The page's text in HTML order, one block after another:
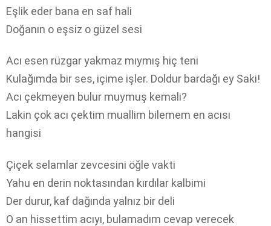
Eşlik eder bana en saf hali
Doğanın o eşsiz o güzel sesi
Acı esen rüzgar yakmaz mıymış hiç teni
Kulağımda bir ses, içime işler. Doldur bardağı ey Saki!
Acı çekmeyen bulur muymuş kemali?
Lakin çok acı çektim muallim bilemem en acısı
hangisi
Çiçek selamlar zevcesini öğle vakti
Yahu en derin noktasından kırdılar kalbimi
Der durur, kaf dağında yalnız bir deli
O an hissettim acıyı, bulamadım cevap verecek